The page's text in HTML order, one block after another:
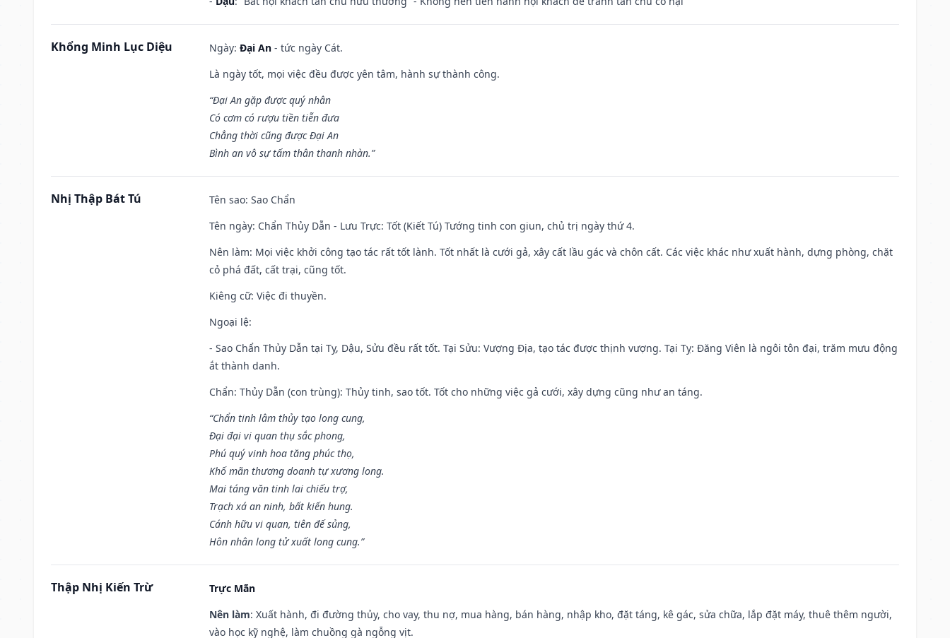
Khổng Minh Lục Diệu Ngày: Đại An - tức ngày Cát.
Là ngày tốt, mọi việc đều được yên tâm, hành sự thành công.
“Đại An gặp được quý nhân
Có cơm có rượu tiền tiễn đưa
Chẳng thời cũng được Đại An
Bình an vô sự tấm thân thanh nhàn.”
Nhị Thập Bát Tú Tên sao: Sao Chẩn
Tên ngày: Chẩn Thủy Dẫn - Lưu Trực: Tốt (Kiết Tú) Tướng tinh con giun, chủ trị ngày thứ 4.
Nên làm: Mọi việc khởi công tạo tác rất tốt lành. Tốt nhất là cưới gả, xây cất lầu gác và chôn cất. Các việc khác như xuất hành, dựng phòng, chặt
cỏ phá đất, cất trại, cũng tốt.
Kiêng cữ: Việc đi thuyền.
Ngoại lệ:
- Sao Chẩn Thủy Dẫn tại Tỵ, Dậu, Sửu đều rất tốt. Tại Sửu: Vượng Địa, tạo tác được thịnh vượng. Tại Tỵ: Đăng Viên là ngôi tôn đại, trăm mưu động
ắt thành danh.
Chẩn: Thủy Dẫn (con trùng): Thủy tinh, sao tốt. Tốt cho những việc gả cưới, xây dựng cũng như an táng.
“Chẩn tinh lâm thủy tạo long cung,
Đại đại vi quan thụ sắc phong,
Phú quý vinh hoa tăng phúc thọ,
Khố mãn thương doanh tự xương long.
Mai táng văn tinh lai chiếu trợ,
Trạch xá an ninh, bất kiến hung.
Cánh hữu vi quan, tiên đế sủng,
Hôn nhân long tử xuất long cung.”
Thập Nhị Kiến Trừ
Trực Mãn
Nên làm: Xuất hành, đi đường thủy, cho vay, thu nợ, mua hàng, bán hàng, nhập kho, đặt táng, kê gác, sửa chữa, lắp đặt máy, thuê thêm người,
vào học kỹ nghệ, làm chuồng gà ngỗng vịt.